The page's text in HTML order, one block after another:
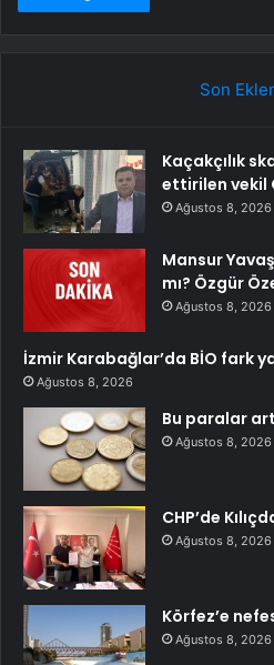
Son
Kaçakçılık
ettirilen vekil
Ağustos 8, 2026
Mansur
mı? Özgür
Ağustos 8, 2026
İzmir Karabağlar’da BİO fark
Ağustos 8, 2026
Bu paralar
Ağustos 8, 2026
CHP’de
Ağustos 8, 2026
Körfez’e
Ağustos 8, 2026